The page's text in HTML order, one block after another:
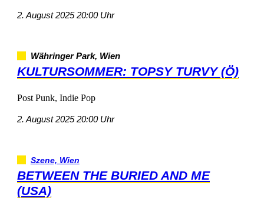
2.August202520:00Uhr
WähringerPark,Wien
KULTURSOMMER:TOPSYTURVY(Ö)
PostPunk,IndiePop
2.August202520:00Uhr
Szene,Wien
BETWEENTHEBURIEDANDME
(USA)